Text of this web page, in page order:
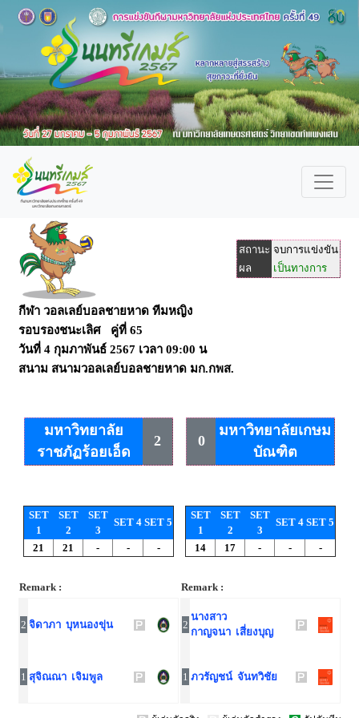
สถานะ จบการแข่งขัน
ผล
เป็นทางการ
กีฬา วอลเลย์บอลชายหาด ทีมหญิง
รอบรองชนะเลิศ คู่ที่ 65
วันที่ 4 กุมภาพันธ์ 2567 เวลา 09:00 น
สนาม สนามวอลเลย์บอลชายหาด มก.กพส.
มหาวิทยาลัย
ราชภัฏร้อยเอ็ด
2
SET
1
SET
2
SET
3
SET 4 SET 5
21 21 - - -
Remark :
2 จิดาภา บุหนองขุ่น
1 สุจิณณา เจิมพูล
0
มหาวิทยาลัยเกษม
บัณฑิต
SET
1
SET
2
SET
3
SET 4 SET 5
14 17 - - -
Remark :
2
นางสาว
กาญจนา เสี่ยงบุญ
1 ภวรัญชน์ จันทวิชัย